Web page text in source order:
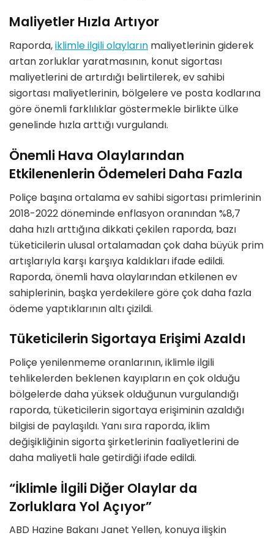
Maliyetler Hızla Artıyor
Raporda,iklimle ilgili olayların maliyetlerinin giderek
artan zorluklar yaratmasının, konut sigortası
maliyetlerini de artırdığı belirtilerek, ev sahibi
sigortası maliyetlerinin, bölgelere ve posta kodlarına
göre önemli farklılıklar göstermekle birlikte ülke
genelinde hızla arttığı vurgulandı.
Önemli Hava Olaylarından
Etkilenenlerin Ödemeleri Daha Fazla
Poliçe başına ortalama ev sahibi sigortası primlerinin
2018-2022 döneminde enflasyon oranından %8,7
daha hızlı arttığına dikkati çekilen raporda, bazı
tüketicilerin ulusal ortalamadan çok daha büyük prim
artışlarıyla karşı karşıya kaldıkları ifade edildi.
Raporda, önemli hava olaylarından etkilenen ev
sahiplerinin, başka yerdekilere göre çok daha fazla
ödeme yaptıklarının altı çizildi.
Tüketicilerin Sigortaya Erişimi Azaldı
Poliçe yenilenmeme oranlarının, iklimle ilgili
tehlikelerden beklenen kayıpların en çok olduğu
bölgelerde daha yüksek olduğunun vurgulandığı
raporda, tüketicilerin sigortaya erişiminin azaldığı
bilgisi de paylaşıldı. Yanı sıra raporda, iklim
değişikliğinin sigorta şirketlerinin faaliyetlerini de
daha maliyetli hale getirdiği ifade edildi.
“İklimle İlgili Diğer Olaylar da
Zorluklara Yol Açıyor”
ABD Hazine Bakanı Janet Yellen, konuya ilişkin